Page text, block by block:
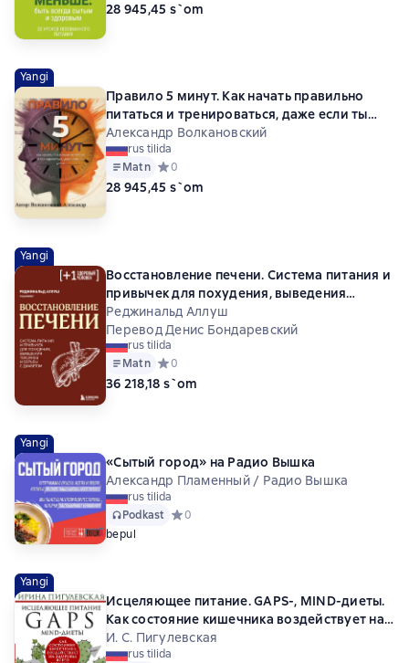
28 945,45 s`om
Yangi
Правило 5 минут. Как начать правильно
питаться и тренироваться, даже если ты
устал
Александр Волкановский
rus tilida
Matn Средний рейтинг 0 на основе 0 оценок
0
28 945,45 s`om
Yangi
Восстановление печени. Система питания и
привычек для похудения, выведения
токсинов и борьбы с диабетом
Реджинальд Аллуш
Перевод Денис Бондаревский
rus tilida
Matn Средний рейтинг 0 на основе 0 оценок
0
36 218,18 s`om
Yangi
«Сытый город» на Радио Вышка
Александр Пламенный / Радио Вышка
rus tilida
Podkast Средний рейтинг 0 на основе 0 оценок
0
bepul
Yangi
Исцеляющее питание. GAPS-, MIND-диеты.
Как состояние кишечника воздействует на
здоровье всего организма
И. С. Пигулевская
rus tilida